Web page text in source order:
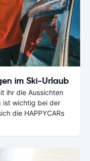
im Ski-Urlaub
ihr die Aussichten
ist wichtig bei der
die HAPPYCARs